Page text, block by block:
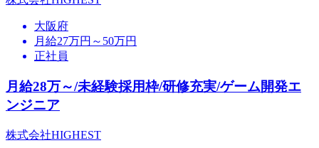
大阪府
月給27万円～50万円
正社員
月給28万～/未経験採用枠/研修充実/ゲーム開発エ
ンジニア
株式会社HIGHEST